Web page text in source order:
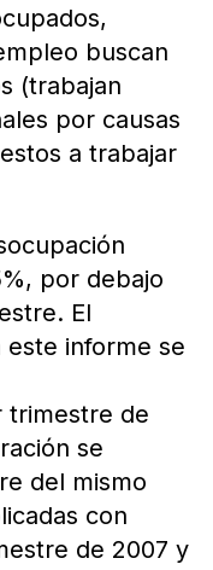
buscan
(trabajan
por causas
a trabajar
por debajo
El
informe se
trimestre de
se
del mismo
con
de 2007 y